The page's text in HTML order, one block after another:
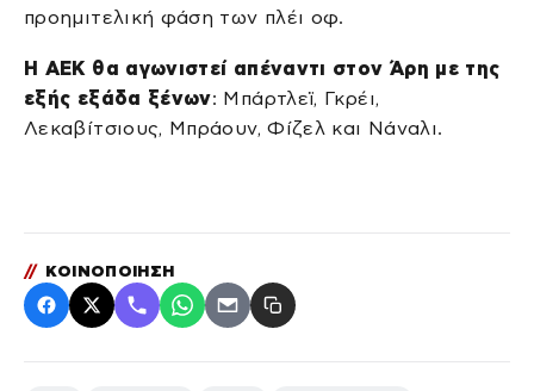
προημιτελική φάση των πλέι οφ.
Η ΑΕΚ θα αγωνιστεί απέναντι στον Άρη με της
εξής εξάδα ξένων: Μπάρτλεϊ, Γκρέι,
Λεκαβίτσιους, Μπράουν, Φίζελ και Νάναλι.
// ΚΟΙΝΟΠΟΙΗΣΗ